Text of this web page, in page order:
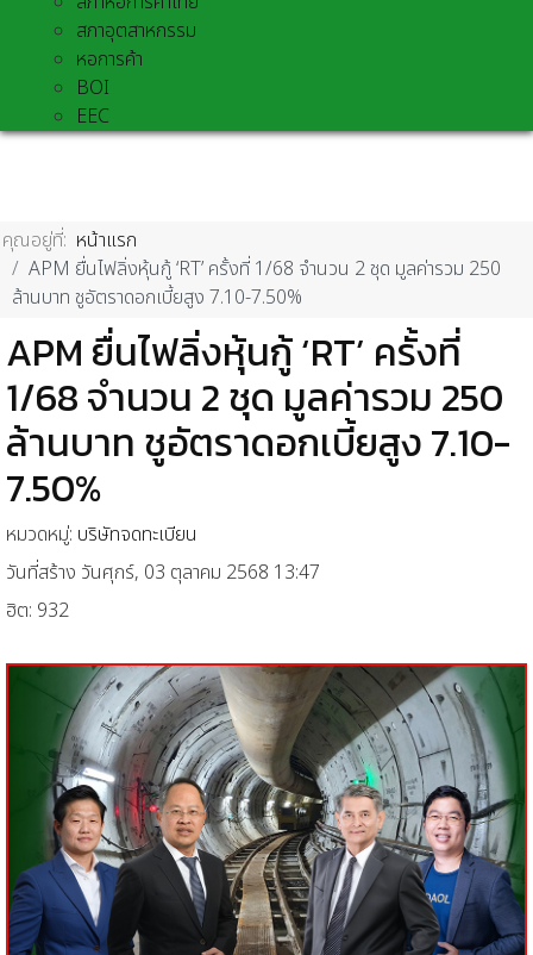
สภาอุตสาหกรรม
หอการค้า
BOI
EEC
คุณอยู่ที่: หน้าแรก
APM ยื่นไฟลิ่งหุ้นกู้ ‘RT’ ครั้งที่ 1/68 จำนวน 2 ชุด มูลค่ารวม 250
ล้านบาท ชูอัตราดอกเบี้ยสูง 7.10-7.50%
APM ยื่นไฟลิ่งหุ้นกู้ ‘RT’ ครั้งที่
1/68 จำนวน 2 ชุด มูลค่ารวม 250
ล้านบาท ชูอัตราดอกเบี้ยสูง 7.10-
7.50%
หมวดหมู่: บริษัทจดทะเบียน
วันที่สร้าง วันศุกร์, 03 ตุลาคม 2568 13:47
ฮิต: 932